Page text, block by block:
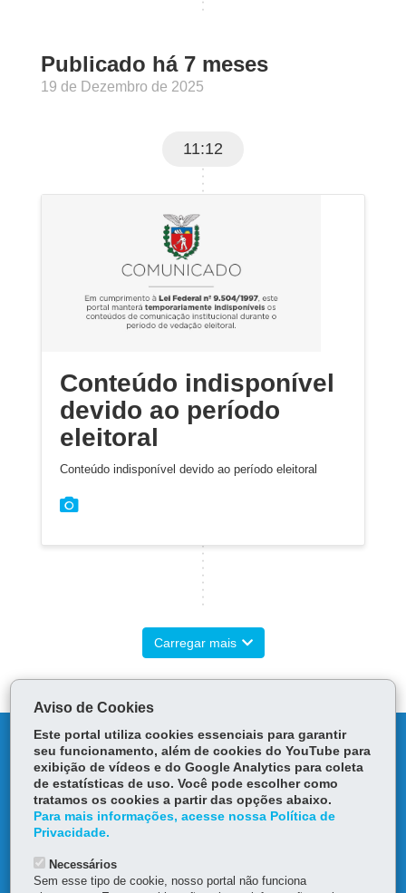
Publicado há 7 meses
19 de Dezembro de 2025
11:12
Conteúdo indisponível
devido ao período
eleitoral
Conteúdo indisponível devido ao período eleitoral
Carregar mais
MAPA DO SITE
DENUNCIE CORRUPÇÃO
OUVIDORIA
TRANSPARÊNCIA INSTITUCIONAL
Aviso de Cookies
Este portal utiliza cookies essenciais para garantir
seu funcionamento, além de cookies do YouTube para
exibição de vídeos e do Google Analytics para coleta
de estatísticas de uso. Você pode escolher como
tratamos os cookies a partir das opções abaixo.
Para mais informações, acesse nossa Política de
Privacidade.
Necessários
Sem esse tipo de cookie, nosso portal não funciona